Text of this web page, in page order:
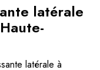
latérale
latérale à